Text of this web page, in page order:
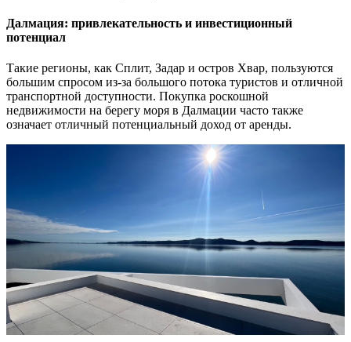
Далмация: привлекательность и инвестиционный
потенциал
Такие регионы, как Сплит, Задар и остров Хвар, пользуются
большим спросом из-за большого потока туристов и отличной
транспортной доступности. Покупка роскошной
недвижимости на берегу моря в Далмации часто также
означает отличный потенциальный доход от аренды.